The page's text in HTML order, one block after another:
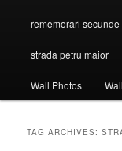
rememorari secunde
strada petru maior
Wall Photos
TAG ARCHIVES: